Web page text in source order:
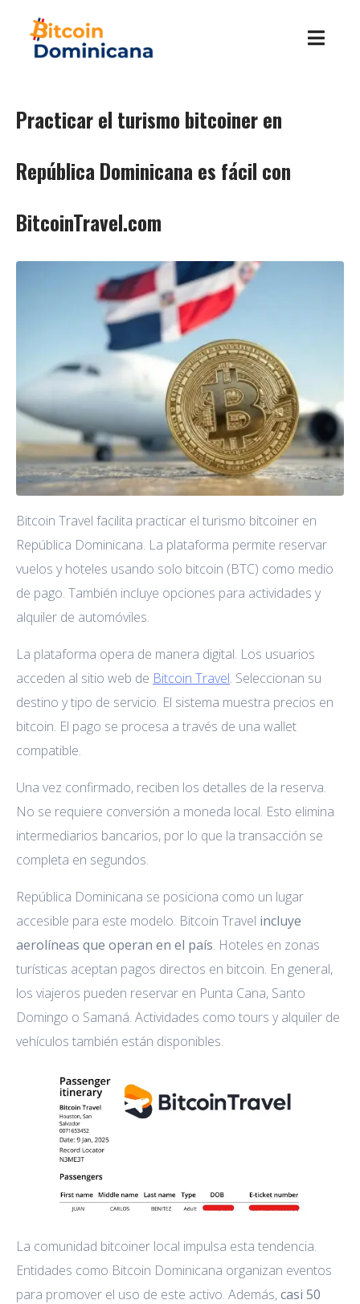
Practicar el turismo bitcoiner en
República Dominicana es fácil con
BitcoinTravel.com
Bitcoin Travel facilita practicar el turismo bitcoiner en
República Dominicana. La plataforma permite reservar
vuelos y hoteles usando solo bitcoin (BTC) como medio
de pago. También incluye opciones para actividades y
alquiler de automóviles.
La plataforma opera de manera digital. Los usuarios
acceden al sitio web de Bitcoin Travel. Seleccionan su
destino y tipo de servicio. El sistema muestra precios en
bitcoin. El pago se procesa a través de una wallet
compatible.
Una vez confirmado, reciben los detalles de la reserva.
No se requiere conversión a moneda local. Esto elimina
intermediarios bancarios, por lo que la transacción se
completa en segundos.
República Dominicana se posiciona como un lugar
accesible para este modelo. Bitcoin Travel incluye
aerolíneas que operan en el país. Hoteles en zonas
turísticas aceptan pagos directos en bitcoin. En general,
los viajeros pueden reservar en Punta Cana, Santo
Domingo o Samaná. Actividades como tours y alquiler de
vehículos también están disponibles.
La comunidad bitcoiner local impulsa esta tendencia.
Entidades como Bitcoin Dominicana organizan eventos
para promover el uso de este activo. Además,casi 50